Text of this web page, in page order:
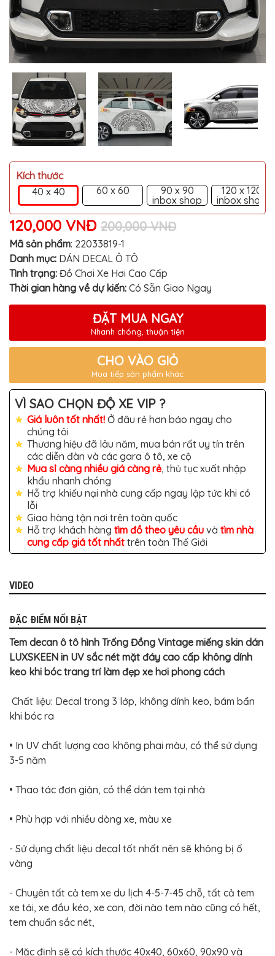
CHEVROLET
NISSAN
VOLKSWAGEN
MERCEDES
HYUNDAI
FORD
MITSUBISHI
VOLVO
SUZUKI
PORSCHE
LEXUS
MG
AUDI
MINI
PEUGEOT
ĐỒ
CHƠI
Ô
TÔ
ĐỒ
CHƠI
XE
HƠI
MỚI
NHẤT
ĐỒ
CHƠI
XE
HƠI
CAO
CẤP
XE
MÁY
DÁN
DECAL
Ô
TÔ
ISUZU
GHẾ
DA
Ô
TÔ
PHỤ
KIỆN
XE
XE
ĐỒ
CÔNG
NGHỆ
Kích thước
40 x 40
60 x 60
90 x 90
inbox shop
120 x 120
inbox shop
120,000 VNĐ 200,000 VNĐ
Mã sản phẩm: 22033819-1
Danh mục: DÁN DECAL Ô TÔ
Tình trạng: Đồ Chơi Xe Hơi Cao Cấp
Thời gian hàng về dự kiến: Có Sẵn Giao Ngay
ĐẶT MUA NGAY
Nhanh chóng, thuận tiện
CHO VÀO GIỎ
Mua tiếp sản phẩm khác
VÌ SAO CHỌN ĐỘ XE VIP ?
Giá luôn tốt nhất! Ở đâu rẻ hơn báo ngay cho
chúng tôi
Thương hiệu đã lâu năm, mua bán rất uy tín trên
các diễn đàn và các gara ô tô, xe cộ
Mua sỉ càng nhiều giá càng rẻ, thủ tục xuất nhập
khẩu nhanh chóng
Hỗ trợ khiếu nại nhà cung cấp ngay lập tức khi có
lỗi
Giao hàng tận nơi trên toàn quốc
Hỗ trợ khách hàng tìm đồ theo yêu cầu và tìm nhà
cung cấp giá tốt nhất trên toàn Thế Giới
VIDEO
ĐẶC ĐIỂM NỔI BẬT
Tem decan ô tô hình Trống Đồng Vintage miếng skin dán
LUXSKEEN in UV sắc nét mặt đáy cao cấp không dính
keo khi bóc trang trí làm đẹp xe hơi phong cách
Chất liệu: Decal trong 3 lớp, không dính keo, bám bẩn
khi bóc ra
• In UV chất lượng cao không phai màu, có thể sử dụng
3-5 năm
• Thao tác đơn giản, có thể dán tem tại nhà
• Phù hợp với nhiều dòng xe, màu xe
- Sử dụng chất liệu decal tốt nhất nên sẽ không bị ố
vàng
- Chuyên tất cả tem xe du lịch 4-5-7-45 chỗ, tất cả tem
xe tải, xe đầu kéo, xe con, đời nào tem nào cũng có hết,
tem chuẩn sắc nét,
- Mặc định sẽ có kích thước 40x40, 60x60, 90x90 và